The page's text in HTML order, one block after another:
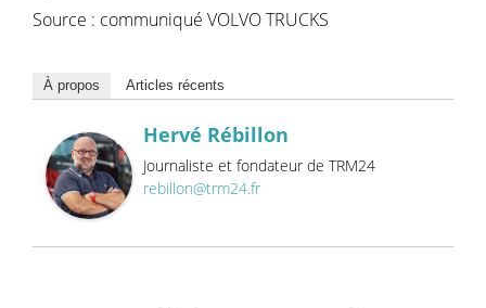
Source : communiqué VOLVO TRUCKS
À propos Articles récents
Hervé Rébillon
Journaliste et fondateur de TRM24
rebillon@trm24.fr